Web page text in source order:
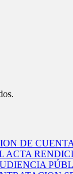
DE
ACTA